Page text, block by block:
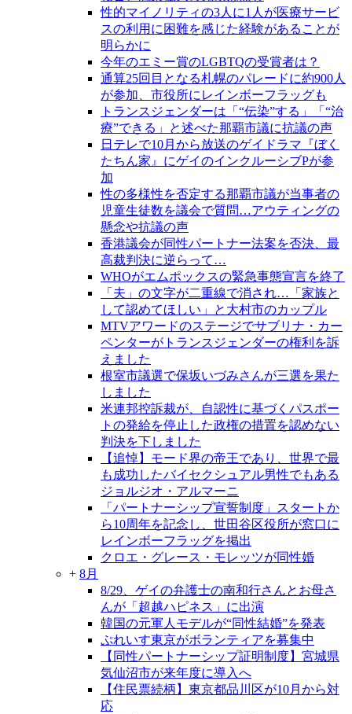
性的マイノリティの3人に1人が医療サービ
スの利用に困難を感じた経験があることが
明らかに
今年のエミー賞のLGBTQの受賞者は？
通算25回目となる札幌のパレードに約900人
が参加、市役所にレインボーフラッグも
トランスジェンダーは「“伝染”する」「“治
療”できる」と述べた那覇市議に抗議の声
日テレで10月から放送のゲイドラマ『ぼく
たちん家』にゲイのインクルーシブPが参
加
性の多様性を否定する那覇市議が当事者の
児童生徒数を議会で質問…アウティングの
懸念や抗議の声
香港議会が同性パートナー法案を否決、最
高裁判決に逆らって…
WHOがエムポックスの緊急事態宣言を終了
「夫」の文字が二重線で消され…「家族と
して認めてほしい」と大村市のカップル
MTVアワードのステージでサブリナ・カー
ペンターがトランスジェンダーの権利を訴
えました
根室市議選で保坂いづみさんが三選を果た
しました
米連邦控訴裁が、自認性に基づくパスポー
トの発給を停止した政権の措置を認めない
判決を下しました
【追悼】モード界の帝王であり、世界で最
も成功したバイセクシュアル男性でもある
ジョルジオ・アルマーニ
「パートナーシップ宣誓制度」スタートか
ら10周年を記念し、世田谷区役所が窓口に
レインボーフラッグを掲出
クロエ・グレース・モレッツが同性婚
+ 8月
8/29、ゲイの弁護士の南和行さんとお母さ
んが「超越ハピネス」に出演
韓国の元軍人モデルが“同性結婚”を発表
ぷれいす東京がボランティアを募集中
【同性パートナーシップ証明制度】宮城県
気仙沼市が来年度に導入へ
【住民票続柄】東京都品川区が10月から対
応